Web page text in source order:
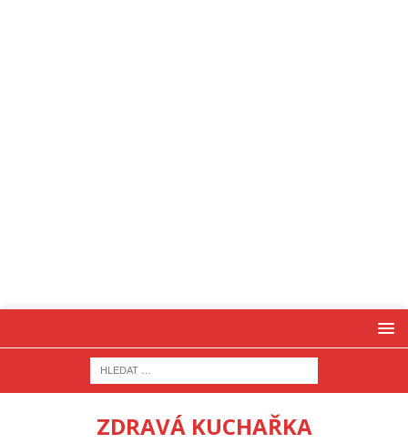
ZDRAVÁ KUCHAŘKA